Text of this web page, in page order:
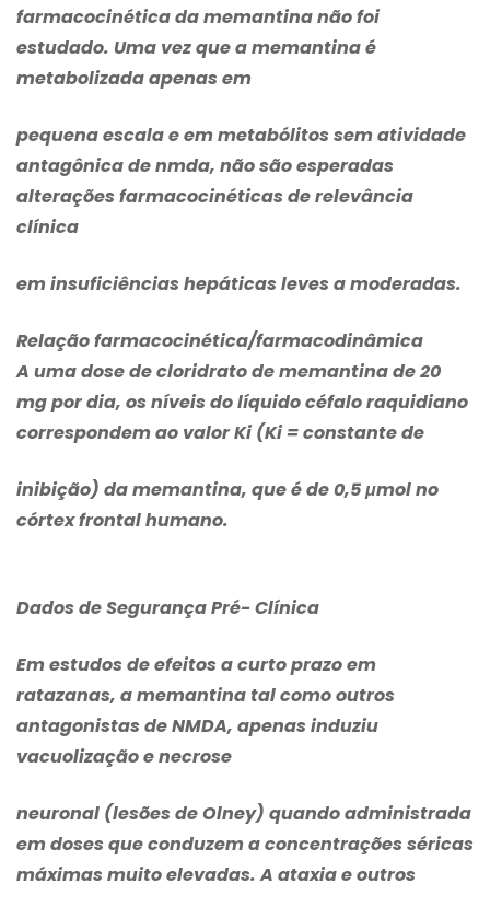
farmacocinética da memantina não foi
estudado. Uma vez que a memantina é
metabolizada apenas em
pequena escala e em metabólitos sem atividade
antagônica de nmda, não são esperadas
alterações farmacocinéticas de relevância
clínica
em insuficiências hepáticas leves a moderadas.
Relação farmacocinética/farmacodinâmica
A uma dose decloridrato de memantinade 20
mg por dia, os níveis do líquido céfalo raquidiano
correspondem ao valor Ki (Ki = constante de
inibição) da memantina, que é de 0,5 μmol no
córtex frontal humano.
Dados de Segurança Pré- Clínica
Em estudos de efeitos a curto prazo em
ratazanas, a memantina tal como outros
antagonistas de NMDA, apenas induziu
vacuolização e necrose
neuronal (lesões de Olney) quando administrada
em doses que conduzem a concentrações séricas
máximas muito elevadas. A ataxia e outros